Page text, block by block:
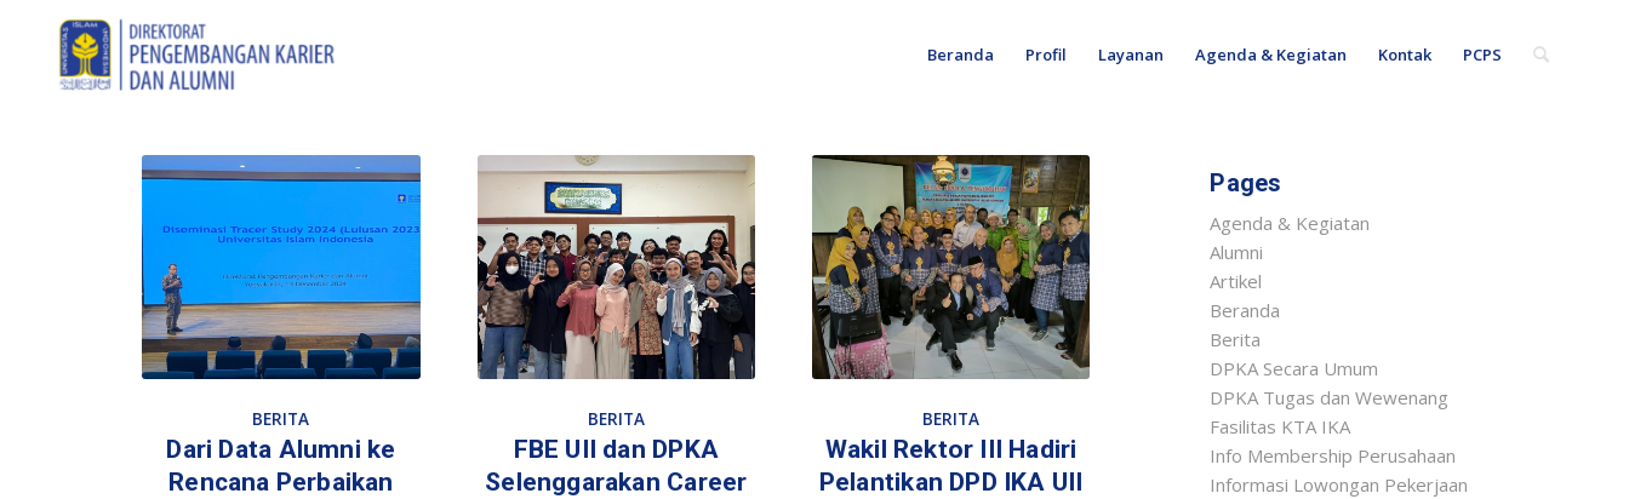
Beranda Profil Layanan Agenda & Kegiatan Kontak PCPS
BERITA
Dari Data Alumni ke
Rencana Perbaikan
BERITA
FBE UII dan DPKA
Selenggarakan Career
BERITA
Wakil Rektor III Hadiri
Pelantikan DPD IKA UII
Pages
Agenda & Kegiatan
Alumni
Artikel
Beranda
Berita
DPKA Secara Umum
DPKA Tugas dan Wewenang
Fasilitas KTA IKA
Info Membership Perusahaan
Informasi Lowongan Pekerjaan